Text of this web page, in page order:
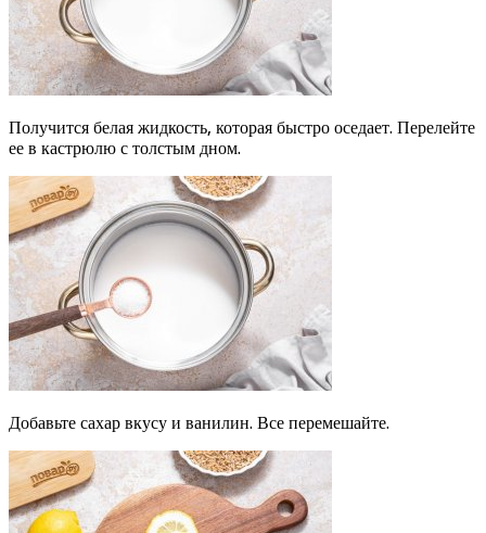
Получится белая жидкость, которая быстро оседает. Перелейте
ее в кастрюлю с толстым дном.
Добавьте сахар вкусу и ванилин. Все перемешайте.